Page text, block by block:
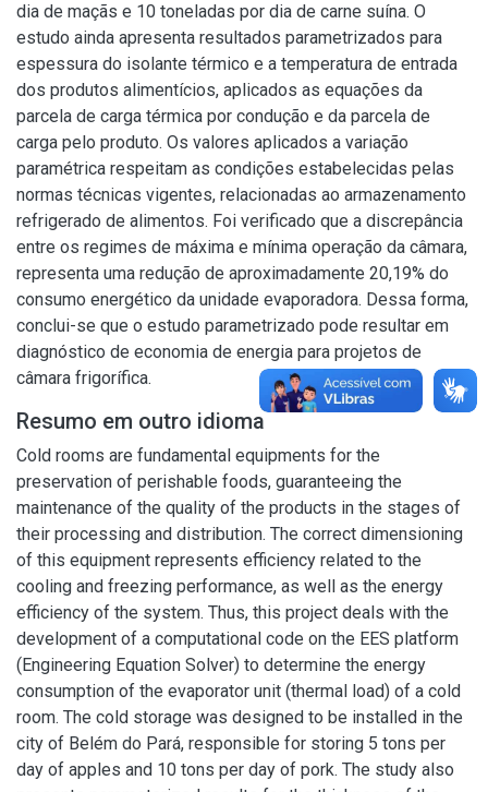
dia de maçãs e 10 toneladas por dia de carne suína. O
estudo ainda apresenta resultados parametrizados para
espessura do isolante térmico e a temperatura de entrada
dos produtos alimentícios, aplicados as equações da
parcela de carga térmica por condução e da parcela de
carga pelo produto. Os valores aplicados a variação
paramétrica respeitam as condições estabelecidas pelas
normas técnicas vigentes, relacionadas ao armazenamento
refrigerado de alimentos. Foi verificado que a discrepância
entre os regimes de máxima e mínima operação da câmara,
representa uma redução de aproximadamente 20,19% do
consumo energético da unidade evaporadora. Dessa forma,
conclui-se que o estudo parametrizado pode resultar em
diagnóstico de economia de energia para projetos de
câmara frigorífica.
Resumo em outro idioma
Cold rooms are fundamental equipments for the
preservation of perishable foods, guaranteeing the
maintenance of the quality of the products in the stages of
their processing and distribution. The correct dimensioning
of this equipment represents efficiency related to the
cooling and freezing performance, as well as the energy
efficiency of the system. Thus, this project deals with the
development of a computational code on the EES platform
(Engineering Equation Solver) to determine the energy
consumption of the evaporator unit (thermal load) of a cold
room. The cold storage was designed to be installed in the
city of Belém do Pará, responsible for storing 5 tons per
day of apples and 10 tons per day of pork. The study also